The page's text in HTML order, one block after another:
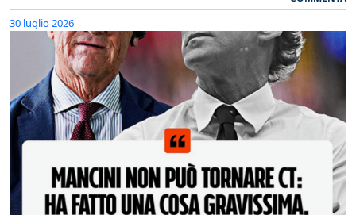
30 luglio 2026